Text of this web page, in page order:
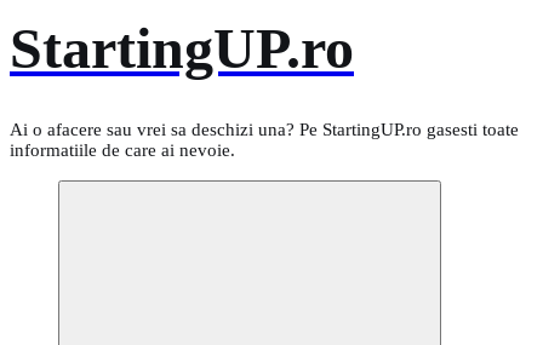
StartingUP.ro
Ai o afacere sau vrei sa deschizi una? Pe StartingUP.ro gasesti toate
informatiile de care ai nevoie.